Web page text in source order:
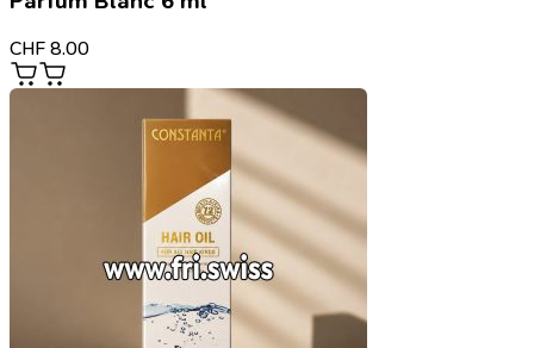
CHF 8.00